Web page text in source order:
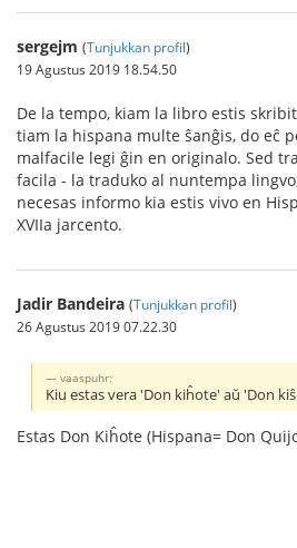
sergejm (Tunjukkan profil)
19 Agustus 2019 18.54.50
De la tempo, kiam la libro estis
tiam la hispana multe ŝanĝis, do eĉ
malfacile legi ĝin en originalo. Sed
facila - la traduko al nuntempa
necesas informo kia estis vivo en
XVIIa jarcento.
Jadir Bandeira (Tunjukkan profil)
26 Agustus 2019 07.22.30
vaaspuhr:
Kiu estas vera 'Don kiĥote' aŭ 'Don
Estas Don Kiĥote (Hispana= Don